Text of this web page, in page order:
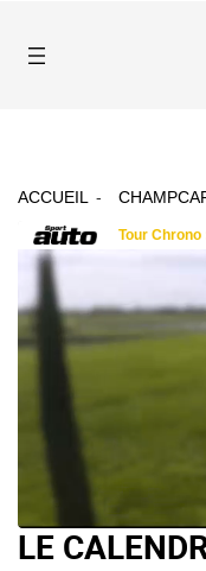
ACCUEIL
LE